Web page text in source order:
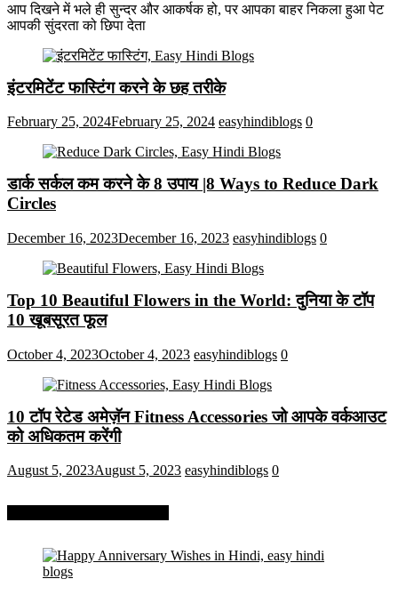
आप दिखने में भले ही सुन्दर और आकर्षक हो, पर आपका बाहर निकला हुआ पेट
आपकी सुंदरता को छिपा देता
इंटरमिटेंट फास्टिंग करने के छह तरीके
February 25, 2024February 25, 2024 easyhindiblogs 0
डार्क सर्कल कम करने के 8 उपाय |8 Ways to Reduce Dark
Circles
December 16, 2023December 16, 2023 easyhindiblogs 0
Top 10 Beautiful Flowers in the World: दुनिया के टॉप
10 खूबसूरत फूल
October 4, 2023October 4, 2023 easyhindiblogs 0
10 टॉप रेटेड अमेज़ॅन Fitness Accessories जो आपके वर्कआउट
को अधिकतम करेंगी
August 5, 2023August 5, 2023 easyhindiblogs 0